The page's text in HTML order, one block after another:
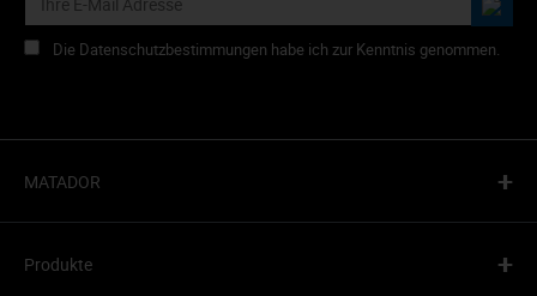
Die Datenschutzbestimmungen habe ich zur Kenntnis genommen.
MATADOR +
Produkte +